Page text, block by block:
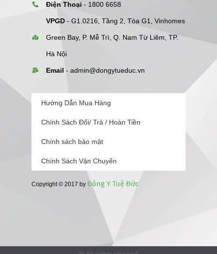
Điện Thoại - 1800 6658
VPGD - G1.0216, Tầng 2, Tòa G1, Vinhomes
Green Bay, P. Mễ Trì, Q. Nam Từ Liêm, TP.
Hà Nội
Email - admin@dongytueduc.vn
Hướng Dẫn Mua Hàng
Chính Sách Đổi/ Trả / Hoàn Tiền
Chính sách bảo mật
Chính Sách Vận Chuyển
Copyright © 2017 by Đông Y Tuệ Đức